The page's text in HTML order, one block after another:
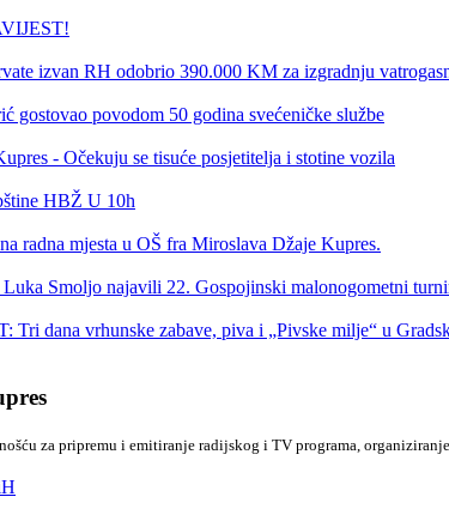
izvan RH odobrio 390.000 KM za izgradnju
gostovao povodom 50 godina svećeničke službe
- Očekuju se tisuće posjetitelja i stotine vozila
HBŽ U 10h
radna mjesta u OŠ fra Miroslava Džaje Kupres.
Smoljo najavili 22. Gospojinski malonogometni
Tri dana vrhunske zabave, piva i „Pivske milje“ u
za pripremu i emitiranje radijskog i TV programa,